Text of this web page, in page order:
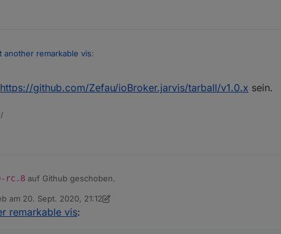
another remarkable vis:
Github geschoben.
https://github.com/Zefau/ioBroker.jarvis/tarball/v1.0.x sein.
rc.8 auf Github geschoben.
zu der Karte, sollte nun ein Fehler erscheinen, wenn der
(nicht Vollbild) sollte nun korrekt angezeigt werden. Die Höhe kann in
und bestätigen? Danke dir!
am 20. Sept. 2020, 21:12
editiert von dslraser
remarkable vis: